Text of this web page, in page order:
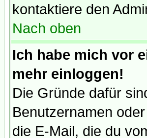
kontaktiere den
Nach oben
Ich habe mich vor
mehr einloggen!
Die Gründe dafür
Benutzernamen
die E-Mail, die du